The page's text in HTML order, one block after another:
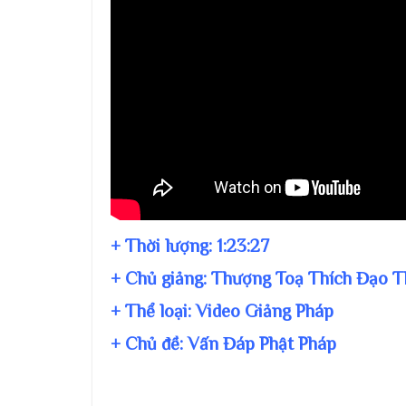
+ Thời lượng: 1:23:27
+ Chủ giảng: Thượng Toạ Thích Đạo
+ Thể loại: Video Giảng Pháp
+ Chủ đề:Vấn Đáp Phật Pháp